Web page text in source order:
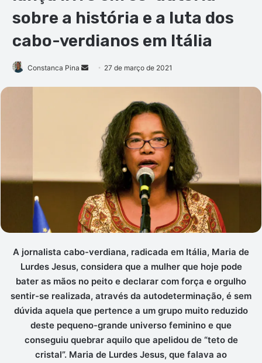
sobre a história e a luta dos
cabo-verdianos em Itália
Constanca Pina
Mande27 de março de 2021
A jornalista cabo-verdiana, radicada em Itália, Maria de
Lurdes Jesus, considera que a mulher que hoje pode
bater as mãos no peito e declarar com força e orgulho
sentir-se realizada, através da autodeterminação, é sem
dúvida aquela que pertence a um grupo muito reduzido
deste pequeno-grande universo feminino e que
conseguiu quebrar aquilo que apelidou de “teto de
cristal”. Maria de Lurdes Jesus, que falava ao